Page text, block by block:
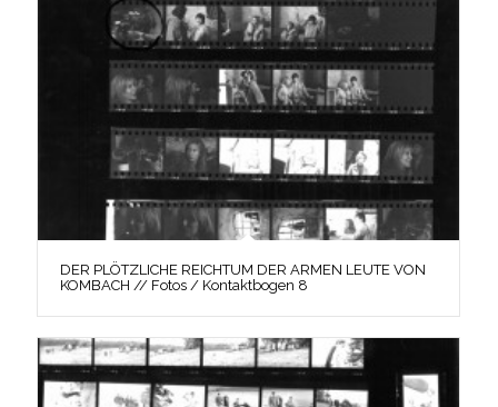
DER PLÖTZLICHE REICHTUM DER ARMEN LEUTE VON
KOMBACH // Fotos / Kontaktbogen 8